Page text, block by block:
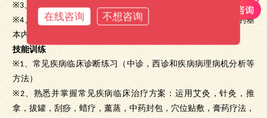
※3、临床病症学：详细讲解常见的疾病的分型及临床治疗方法
※4、现代康复：现代康复的定义，康复存在价值，康复评定的基
本内容及脑卒中患者的基本康复原则。
技能训练
※1、常见疾病临床诊断练习（中诊，西诊和疾病病理病机分析等
方法）
※2、熟悉并掌握常见疾病临床治疗方案：运用艾灸，针灸，推
拿，拔罐，刮痧，蜡疗，薰蒸，中药封包，穴位贴敷，膏药疗法，
在线咨询 不想咨询